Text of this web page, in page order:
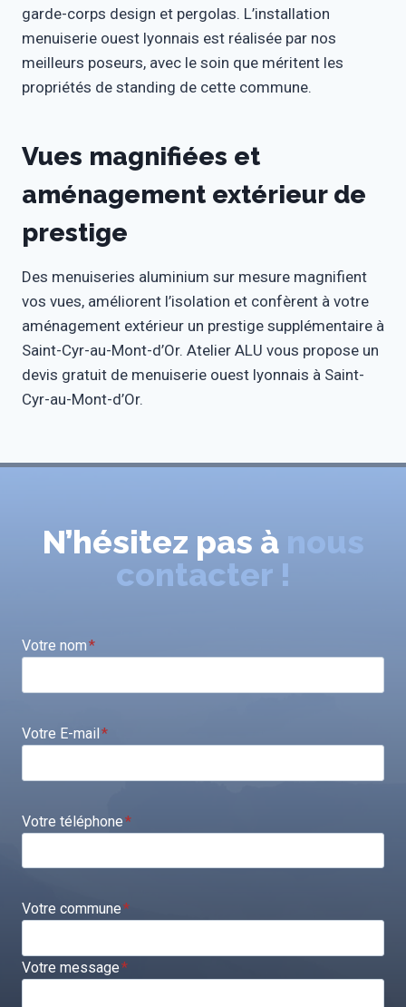
garde-corps design et pergolas. L’installation
menuiserie ouest lyonnais est réalisée par nos
meilleurs poseurs, avec le soin que méritent les
propriétés de standing de cette commune.
Vues magnifiées et
aménagement extérieur de
prestige
Des menuiseries aluminium sur mesure magnifient
vos vues, améliorent l’isolation et confèrent à votre
aménagement extérieur un prestige supplémentaire à
Saint-Cyr-au-Mont-d’Or. Atelier ALU vous propose un
devis gratuit de menuiserie ouest lyonnais à Saint-
Cyr-au-Mont-d’Or.
N’hésitez pas à nous
contacter !
Votre nom*
Votre E-mail*
Votre téléphone*
Votre commune*
Votre message*